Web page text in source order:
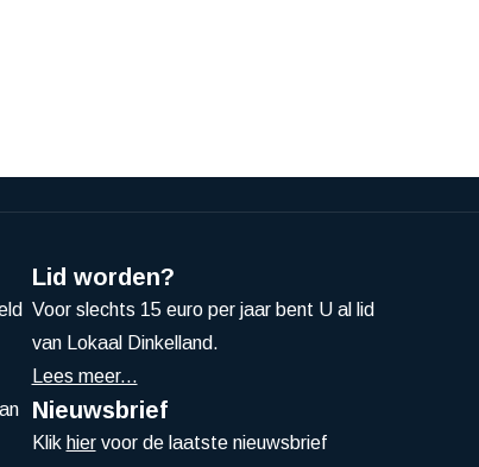
Lid worden?
Voor slechts 15 euro per jaar bent U al lid
van Lokaal Dinkelland.
Lees meer...
Nieuwsbrief
Klik hiervoor de laatste nieuwsbrief